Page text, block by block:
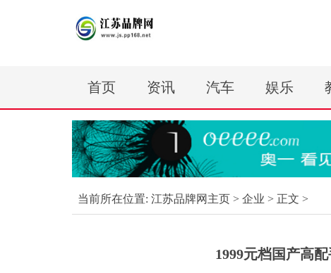
首页 资讯 汽车 娱乐
当前所在位置: 江苏品牌网主页 > 企业 > 正文 >
1999元档国产高